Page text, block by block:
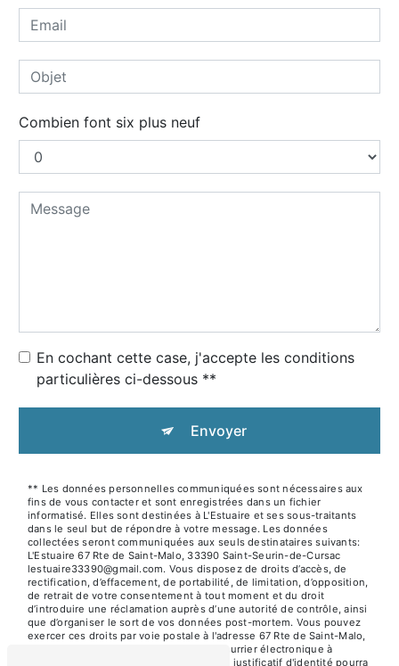
Combien font six plus neuf
En cochant cette case, j'accepte les conditions
particulières ci-dessous **
Envoyer
** Les données personnelles communiquées sont nécessaires aux
fins de vous contacter et sont enregistrées dans un fichier
informatisé. Elles sont destinées à L'Estuaire et ses sous-traitants
dans le seul but de répondre à votre message. Les données
collectées seront communiquées aux seuls destinataires suivants:
L'Estuaire 67 Rte de Saint-Malo, 33390 Saint-Seurin-de-Cursac
lestuaire33390@gmail.com. Vous disposez de droits d’accès, de
rectification, d’effacement, de portabilité, de limitation, d’opposition,
de retrait de votre consentement à tout moment et du droit
d’introduire une réclamation auprès d’une autorité de contrôle, ainsi
que d’organiser le sort de vos données post-mortem. Vous pouvez
exercer ces droits par voie postale à l'adresse 67 Rte de Saint-Malo,
33390 Saint-Seurin-de-Cursac ou par courrier électronique à
l'adresse lestuaire33390@gmail.com. Un justificatif d'identité pourra